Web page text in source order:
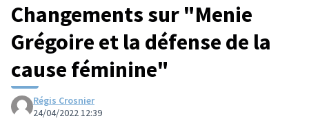
Changements sur "Menie
Grégoire et la défense de la
cause féminine"
Régis Crosnier
24/04/2022 12:39